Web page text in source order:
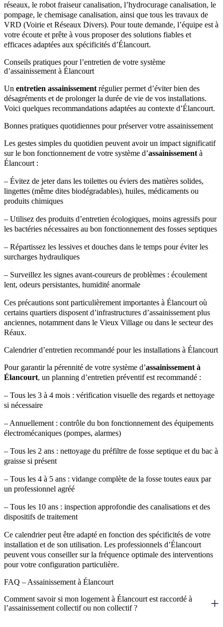
réseaux, le robot fraiseur canalisation, l’hydrocurage canalisation, le
pompage, le chemisage canalisation, ainsi que tous les travaux de
VRD (Voirie et Réseaux Divers). Pour toute demande, l’équipe est à
votre écoute et prête à vous proposer des solutions fiables et
efficaces adaptées aux spécificités d’Élancourt.
Conseils pratiques pour l’entretien de votre système
d’assainissement à Élancourt
Un entretien assainissement régulier permet d’éviter bien des
désagréments et de prolonger la durée de vie de vos installations.
Voici quelques recommandations adaptées au contexte d’Élancourt.
Bonnes pratiques quotidiennes pour préserver votre assainissement
Les gestes simples du quotidien peuvent avoir un impact significatif
sur le bon fonctionnement de votre système d’assainissement à
Élancourt :
– Évitez de jeter dans les toilettes ou éviers des matières solides,
lingettes (même dites biodégradables), huiles, médicaments ou
produits chimiques
– Utilisez des produits d’entretien écologiques, moins agressifs pour
les bactéries nécessaires au bon fonctionnement des fosses septiques
– Répartissez les lessives et douches dans le temps pour éviter les
surcharges hydrauliques
– Surveillez les signes avant-coureurs de problèmes : écoulement
lent, odeurs persistantes, humidité anormale
Ces précautions sont particulièrement importantes à Élancourt où
certains quartiers disposent d’infrastructures d’assainissement plus
anciennes, notamment dans le Vieux Village ou dans le secteur des
Réaux.
Calendrier d’entretien recommandé pour les installations à Élancourt
Pour garantir la pérennité de votre système d’assainissement à
Élancourt, un planning d’entretien préventif est recommandé :
– Tous les 3 à 4 mois : vérification visuelle des regards et nettoyage
si nécessaire
– Annuellement : contrôle du bon fonctionnement des équipements
électromécaniques (pompes, alarmes)
– Tous les 2 ans : nettoyage du préfiltre de fosse septique et du bac à
graisse si présent
– Tous les 4 à 5 ans : vidange complète de la fosse toutes eaux par
un professionnel agréé
– Tous les 10 ans : inspection approfondie des canalisations et des
dispositifs de traitement
Ce calendrier peut être adapté en fonction des spécificités de votre
installation et de son utilisation. Les professionnels d’Élancourt
peuvent vous conseiller sur la fréquence optimale des interventions
pour votre configuration particulière.
FAQ – Assainissement à Élancourt
Comment savoir si mon logement à Élancourt est raccordé à
l’assainissement collectif ou non collectif ?